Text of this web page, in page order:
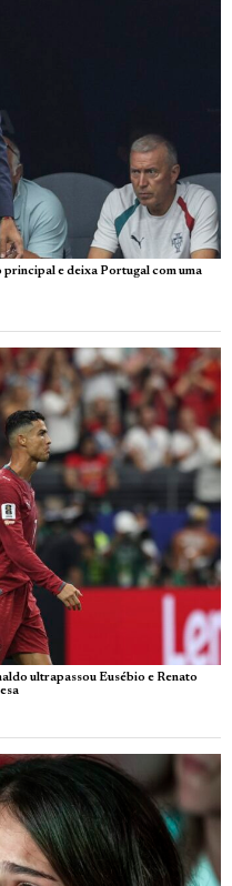
e deixa Portugal com uma
ultrapassou Eusébio e Renato